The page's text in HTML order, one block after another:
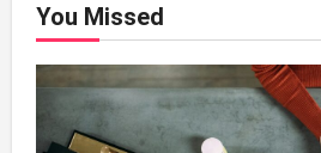
You Missed